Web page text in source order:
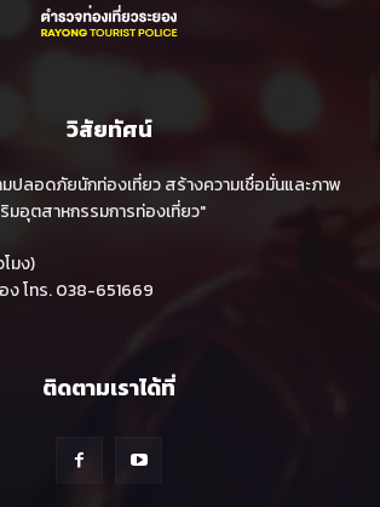
วิสัยทัศน์
ปลอดภัยนักท่องเที่ยว สร้างความเชื่อมั่นและภาพ
อุตสาหกรรมการท่องเที่ยว"
มง)
ง โทร. 038-651669
ติดตามเราได้ที่